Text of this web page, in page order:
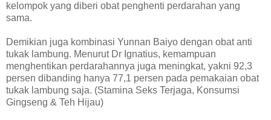
kelompok yang diberi obat penghenti perdarahan yang
sama.
Demikian juga kombinasi Yunnan Baiyo dengan obat anti
tukak lambung. Menurut Dr Ignatius, kemampuan
menghentikan perdarahannya juga meningkat, yakni 92,3
persen dibanding hanya 77,1 persen pada pemakaian obat
tukak lambung saja. (Stamina Seks Terjaga, Konsumsi
Gingseng & Teh Hijau)